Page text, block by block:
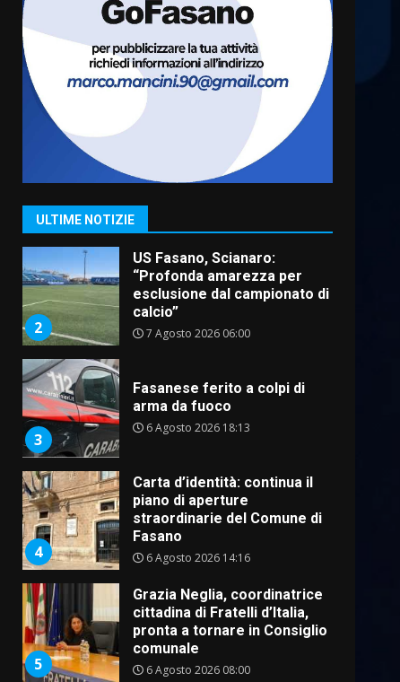
ULTIME NOTIZIE
6 Agosto 2026 06:20
7
La magia del Minareto e la
prima assoluta de “L’Albergo
Belvedere. Il rapimento”
6 Agosto 2026 06:15
1
“I Contestatori: Musica di
Rivoluzione”: nuovo
appuntamento con “Fasano in
2
US Fasano, Scianaro:
“Profonda amarezza per
esclusione dal campionato di
calcio”
7 Agosto 2026 06:00
3
Fasanese ferito a colpi di
arma da fuoco
6 Agosto 2026 18:13
4
Carta d’identità: continua il
piano di aperture
straordinarie del Comune di
Fasano
6 Agosto 2026 14:16
5
Grazia Neglia, coordinatrice
cittadina di Fratelli d’Italia,
pronta a tornare in Consiglio
comunale
6 Agosto 2026 08:00